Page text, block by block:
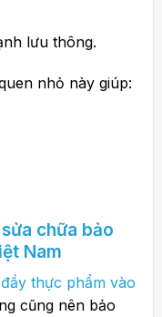
lưu thông.
nhỏ này giúp:
chữa bảo
Nam
thực phẩm vào
cũng nên bảo